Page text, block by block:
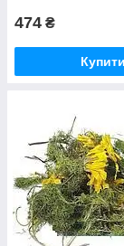
474 ₴
Купити